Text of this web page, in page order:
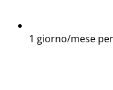
1 giorno/mese